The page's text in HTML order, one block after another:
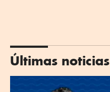
Últimas noticias